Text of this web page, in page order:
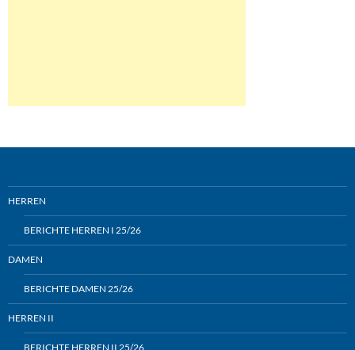
HERREN
BERICHTE HERREN I 25/26
DAMEN
BERICHTE DAMEN 25/26
HERREN II
BERICHTE HERREN II 25/26